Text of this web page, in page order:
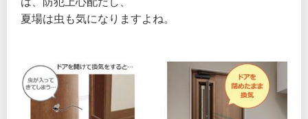
夏場は虫も気になりますよね。